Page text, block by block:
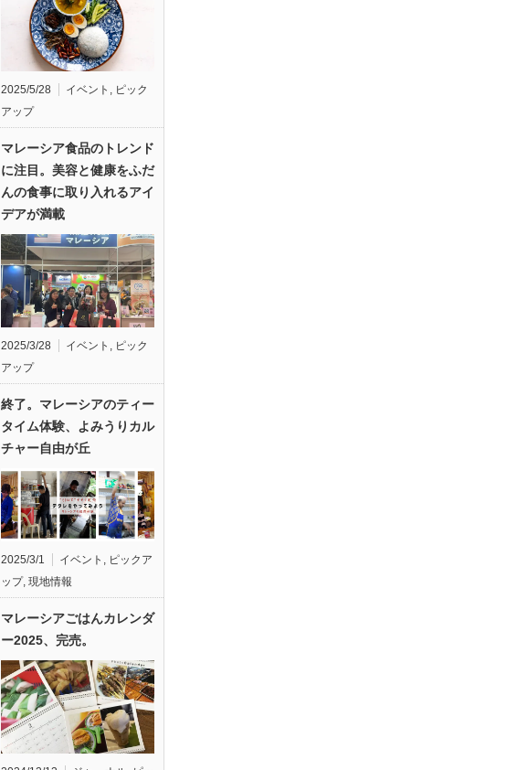
2025/5/28 イベント , ピック
アップ
マレーシア食品のトレンド
に注目。美容と健康をふだ
んの食事に取り入れるアイ
デアが満載
2025/3/28 イベント
ピック
アップ
終了。マレーシアのティー
タイム体験、よみうりカル
チャー自由が丘
2025/3/1 イベント , ピックア
ップ, 現地情報
マレーシアごはんカレンダ
ー2025、完売。